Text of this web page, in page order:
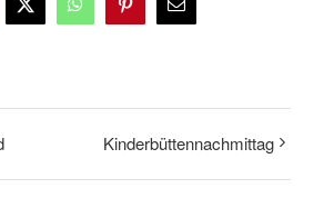
X WhatsAppPinterest
E-
Mail
Kinderbüttennachmittag